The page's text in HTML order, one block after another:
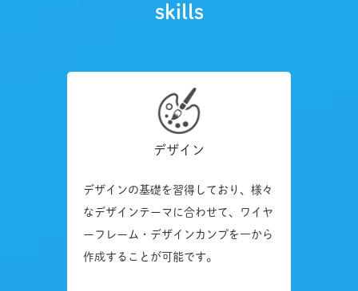
skills
デザイン
デザインの基礎を習得しており、様々
なデザインテーマに合わせて、ワイヤ
ーフレーム・デザインカンプを一から
作成することが可能です。